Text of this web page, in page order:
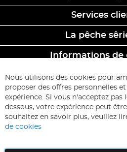
Services
La pêche
Informations de
ABONNEZ-VOUS &
Inscription
à
d’information
:
Inscription
Nous utilisons des cookies pour
proposer des offres personnelles
expérience. Si vous n'acceptez
dessous, votre expérience peut
souhaitez en savoir plus, veuillez
de cookies